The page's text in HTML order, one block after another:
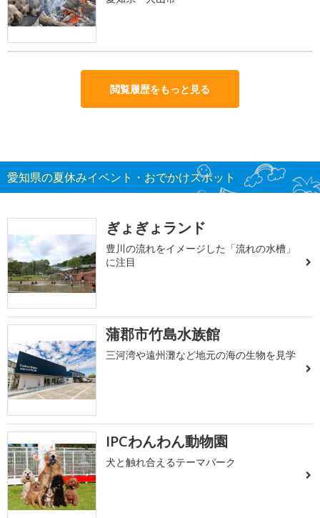
閲覧履歴をもっと見る
愛知県の夏休みイベント・おでかけスポット
ぎょぎょランド
豊川の流れをイメージした「流れの水槽」
に注目
蒲郡市竹島水族館
三河湾や遠州灘など地元の海の生物を見学
IPCわんわん動物園
犬と触れ合えるテーマパーク